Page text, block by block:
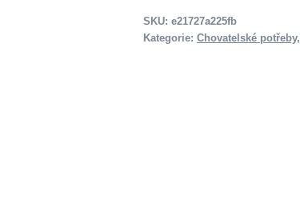
SKU: e21727a225fb
Kategorie: Chovatelské potřeby,